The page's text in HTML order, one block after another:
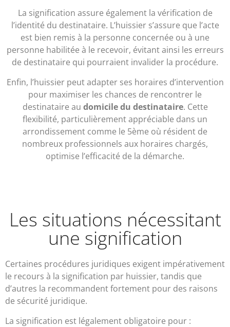
La signification assure également la vérification de
l’identité du destinataire. L’huissier s’assure que l’acte
est bien remis à la personne concernée ou à une
personne habilitée à le recevoir, évitant ainsi les erreurs
de destinataire qui pourraient invalider la procédure.
Enfin, l’huissier peut adapter ses horaires d’intervention
pour maximiser les chances de rencontrer le
destinataire au domicile du destinataire. Cette
flexibilité, particulièrement appréciable dans un
arrondissement comme le 5ème où résident de
nombreux professionnels aux horaires chargés,
optimise l’efficacité de la démarche.
Les situations nécessitant
une signification
Certaines procédures juridiques exigent impérativement
le recours à la signification par huissier, tandis que
d’autres la recommandent fortement pour des raisons
de sécurité juridique.
La signification est légalement obligatoire pour :